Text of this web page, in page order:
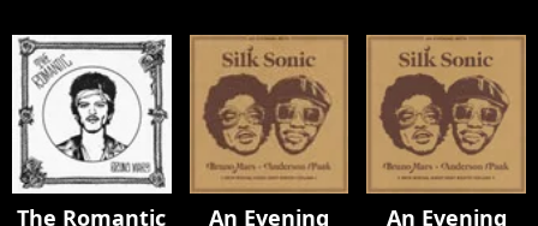
The Romantic
An Evening
An Evening